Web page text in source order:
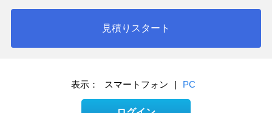
見積りスタート
表示： スマートフォン | PC